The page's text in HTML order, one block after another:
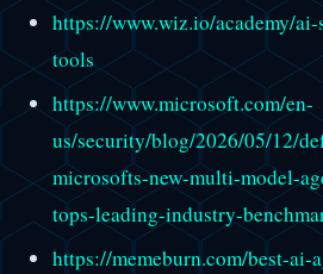
https://www.wiz.io/academy/
tools
https://www.microsoft.com/en-
us/security/blog/2026/05/12/
microsofts-new-multi-model-
tops-leading-industry-
https://memeburn.com/best-ai-